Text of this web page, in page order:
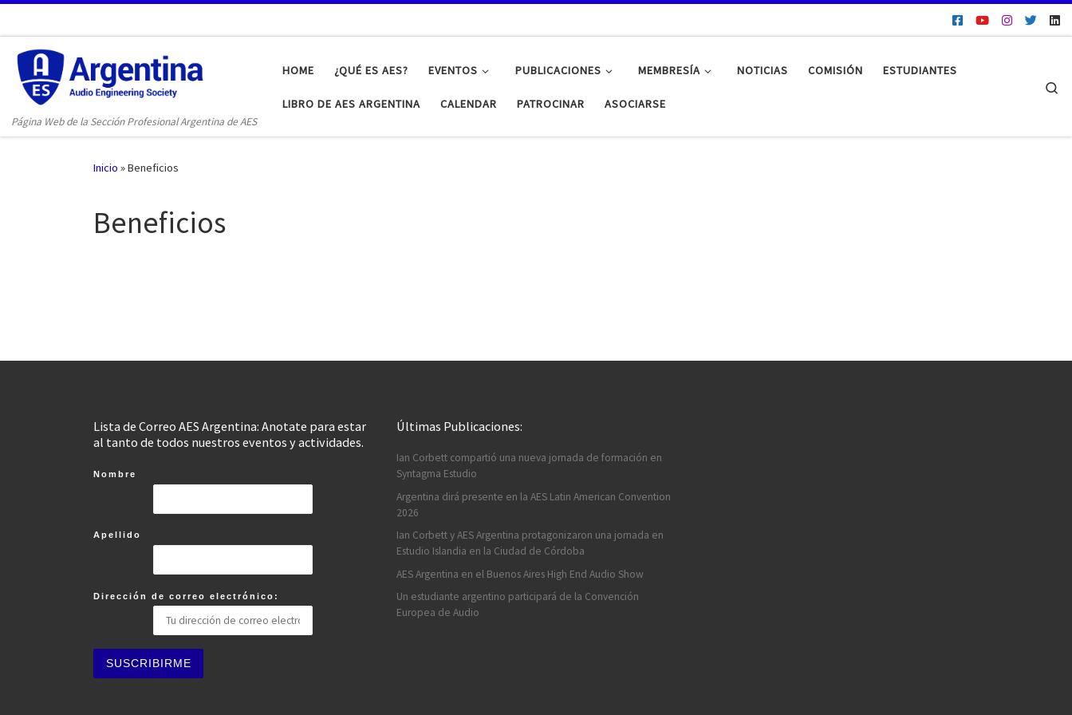
Página Web de la Sección Profesional Argentina de AES
HOME ¿QUÉ ES AES? EVENTOS PUBLICACIONES MEMBRESÍA NOTICIAS COMISIÓN ESTUDIANTES
LIBRO DE AES ARGENTINA CALENDAR PATROCINAR ASOCIARSE
Inicio »Beneficios
Beneficios
Lista de Correo AES Argentina: Anotate para estar
al tanto de todos nuestros eventos y actividades.
Nombre
Apellido
Dirección de correo electrónico:
Últimas Publicaciones:
Ian Corbett compartió una nueva jornada de formación en
Syntagma Estudio
Argentina dirá presente en la AES Latin American Convention
2026
Ian Corbett y AES Argentina protagonizaron una jornada en
Estudio Islandia en la Ciudad de Córdoba
AES Argentina en el Buenos Aires High End Audio Show
Un estudiante argentino participará de la Convención
Europea de Audio